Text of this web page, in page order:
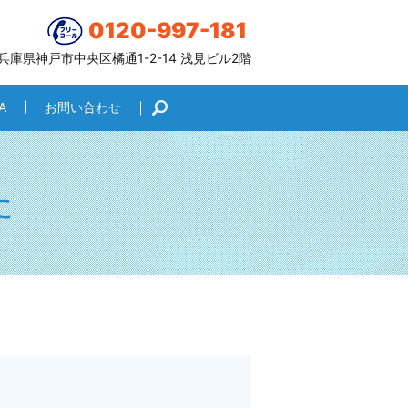
0120-997-181
庫県神戸市中央区橘通1-2-14 浅見ビル2階
お問い合わせ search